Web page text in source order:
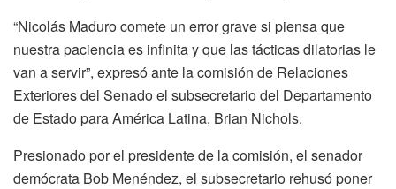
“Nicolás Maduro comete un error grave si piensa que
nuestra paciencia es infinita y que las tácticas dilatorias le
van a servir”, expresó ante la comisión de Relaciones
Exteriores del Senado el subsecretario del Departamento
de Estado para América Latina, Brian Nichols.
Presionado por el presidente de la comisión, el senador
demócrata Bob Menéndez, el subsecretario rehusó poner